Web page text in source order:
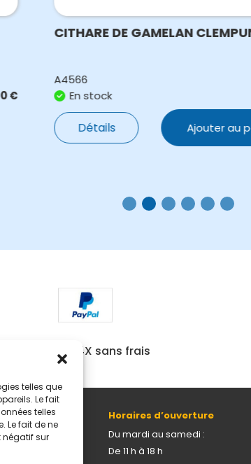
telles que
Le fait
telles
Le fait de ne
négatif sur
€
CITHARE DE GAMELAN
A4566
En stock
Détails Ajouter au
Paiement 4X sans frais
69005 Lyon
Horaires d’ouverture
Du mardi au samedi :
De 11 h à 18 h